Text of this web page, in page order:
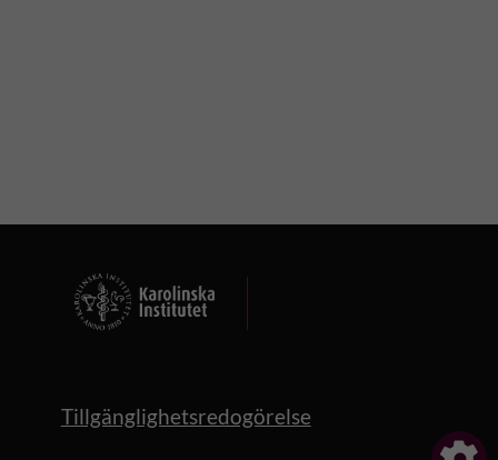
Tillgänglighetsredogörelse